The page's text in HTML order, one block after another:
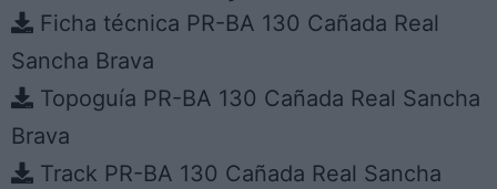
Ficha técnica PR-BA 130 Cañada Real
Sancha Brava
Topoguía PR-BA 130 Cañada Real Sancha
Brava
Track PR-BA 130 Cañada Real Sancha